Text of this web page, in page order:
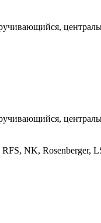
NK, Rosenberger,